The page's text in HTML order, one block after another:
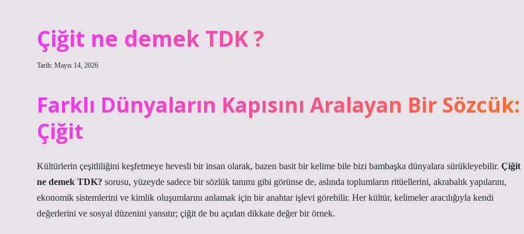
Çiğit ne demek TDK ?
Tarih: Mayıs 14, 2026
Farklı Dünyaların Kapısını Aralayan Bir Sözcük:
Çiğit
Kültürlerin çeşitliliğini keşfetmeye hevesli bir insan olarak, bazen basit bir kelime bile bizi bambaşka dünyalara sürükleyebilir. Çiğit
ne demek TDK? sorusu, yüzeyde sadece bir sözlük tanımı gibi görünse de, aslında toplumların ritüellerini, akrabalık yapılarını,
ekonomik sistemlerini ve kimlik oluşumlarını anlamak için bir anahtar işlevi görebilir. Her kültür, kelimeler aracılığıyla kendi
değerlerini ve sosyal düzenini yansıtır; çiğit de bu açıdan dikkate değer bir örnek.